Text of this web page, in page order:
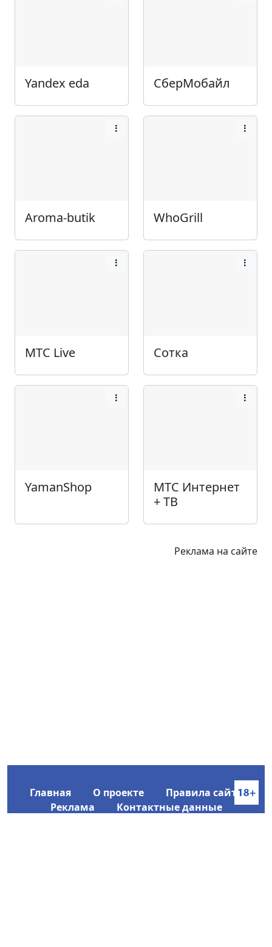
Yandex eda СберМобайл
Aroma-butik WhoGrill
МТС Live Сотка
YamanShop
МТС Интернет
+ ТВ
Реклама на сайте
Главная О проекте
Правила сайта
Реклама
Контактные данные